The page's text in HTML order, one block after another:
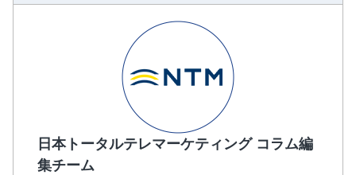
日本トータルテレマーケティング コラム編
集チーム